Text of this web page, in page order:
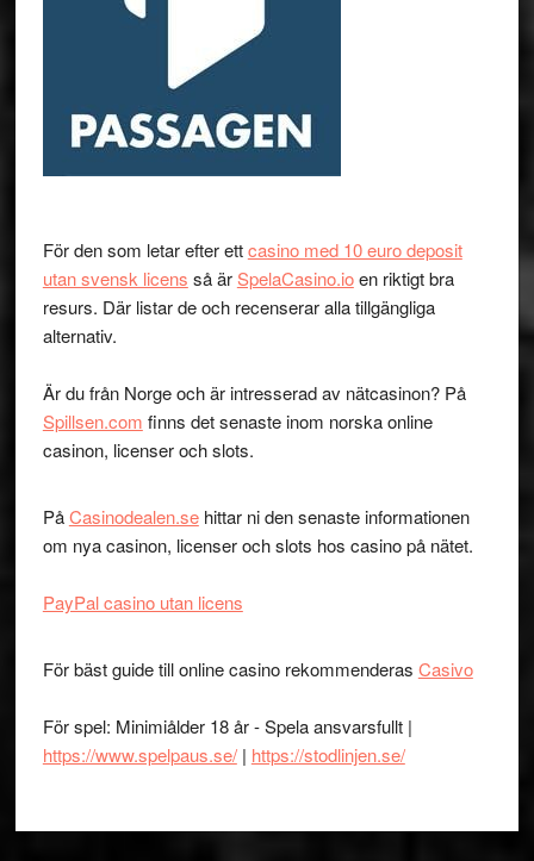
För den som letar efter ettcasino med 10 euro deposit
utan svensk licens så ärSpelaCasino.ioen riktigt bra
resurs. Där listar de och recenserar alla tillgängliga
alternativ.
Är du från Norge och är intresserad av nätcasinon? På
Spillsen.com finns det senaste inom norska online
casinon, licenser och slots.
PåCasinodealen.sehittar ni den senaste informationen
om nya casinon, licenser och slots hos casino på nätet.
PayPal casino utan licens
För bäst guide till online casino rekommenderas Casivo
För spel: Minimiålder 18 år - Spela ansvarsfullt |
https://www.spelpaus.se/| https://stodlinjen.se/